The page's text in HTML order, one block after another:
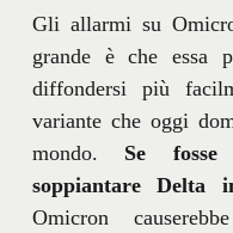
Gli allarmi su
grande è che essa
diffondersi più
variante che oggi
mondo. Se fosse
soppiantare Delta
Omicron